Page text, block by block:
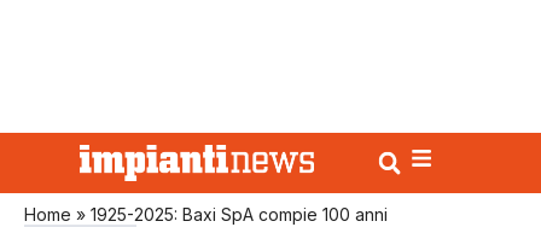
Home » 1925-2025: Baxi SpA compie 100 anni